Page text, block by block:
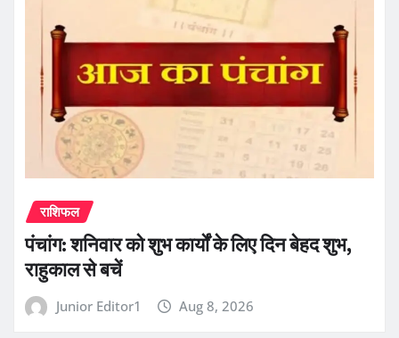
राशिफल
पंचांग: शनिवार को शुभ कार्यों के लिए दिन बेहद शुभ,
राहुकाल से बचें
Junior Editor1 Aug 8, 2026